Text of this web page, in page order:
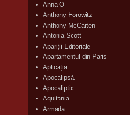
Anna O
Anthony Horowitz
Anthony McCarten
Antonia Scott
Apariții Editoriale
Apartamentul din Paris
Aplicația
Apocalipsă.
Apocaliptic
Aquitania
Armada